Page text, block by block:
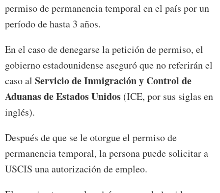
permiso de permanencia temporal en el país por un
período de hasta 3 años.
En el caso de denegarse la petición de permiso, el
gobierno estadounidense aseguró que no referirán el
caso al Servicio de Inmigración y Control de
Aduanas de Estados Unidos (ICE, por sus siglas en
inglés).
Después de que se le otorgue el permiso de
permanencia temporal, la persona puede solicitar a
USCIS una autorización de empleo.